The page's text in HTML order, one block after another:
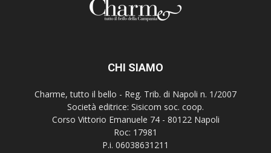
CHI SIAMO
Charme, tutto il bello - Reg. Trib. di Napoli n. 1/2007
Società editrice: Sisicom soc. coop.
Corso Vittorio Emanuele 74 - 80122 Napoli
Roc: 17981
P.i. 06038631211